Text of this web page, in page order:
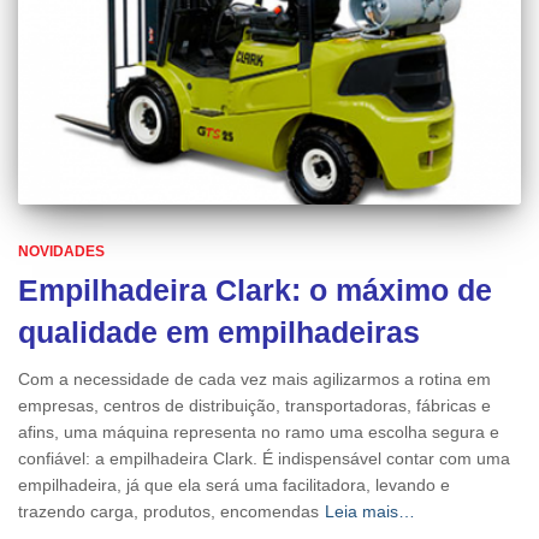
NOVIDADES
Empilhadeira Clark: o máximo de
qualidade em empilhadeiras
Com a necessidade de cada vez mais agilizarmos a rotina em
empresas, centros de distribuição, transportadoras, fábricas e
afins, uma máquina representa no ramo uma escolha segura e
confiável: a empilhadeira Clark. É indispensável contar com uma
empilhadeira, já que ela será uma facilitadora, levando e
trazendo carga, produtos, encomendas Leia mais…